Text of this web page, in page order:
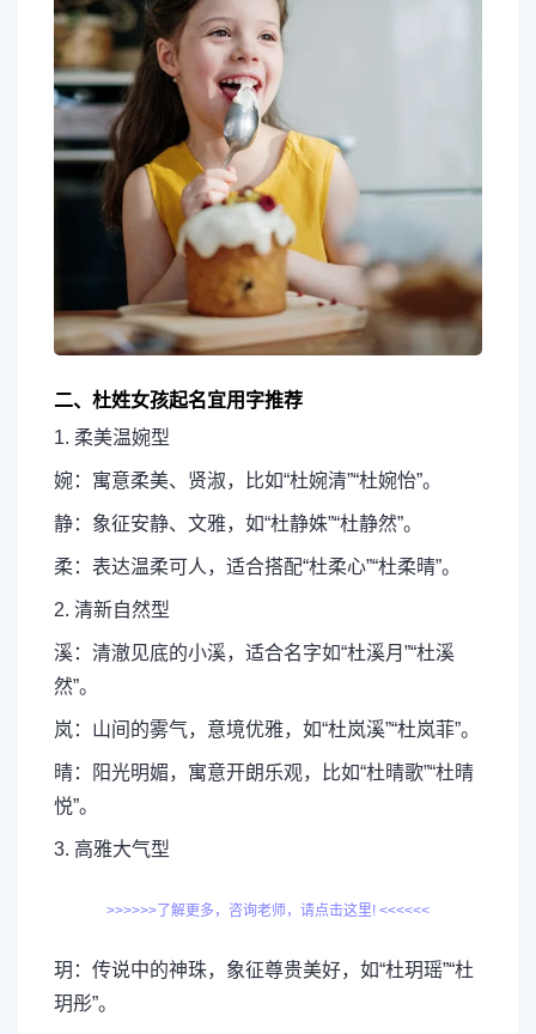
二、杜姓女孩起名宜用字推荐
1. 柔美温婉型
婉：寓意柔美、贤淑，比如“杜婉清”“杜婉怡”。
静：象征安静、文雅，如“杜静姝”“杜静然”。
柔：表达温柔可人，适合搭配“杜柔心”“杜柔晴”。
2. 清新自然型
溪：清澈见底的小溪，适合名字如“杜溪月”“杜溪
然”。
岚：山间的雾气，意境优雅，如“杜岚溪”“杜岚菲”。
晴：阳光明媚，寓意开朗乐观，比如“杜晴歌”“杜晴
悦”。
3. 高雅大气型
>>>>>>了解更多，咨询老师，请点击这里! <<<<<<
玥：传说中的神珠，象征尊贵美好，如“杜玥瑶”“杜
玥彤”。